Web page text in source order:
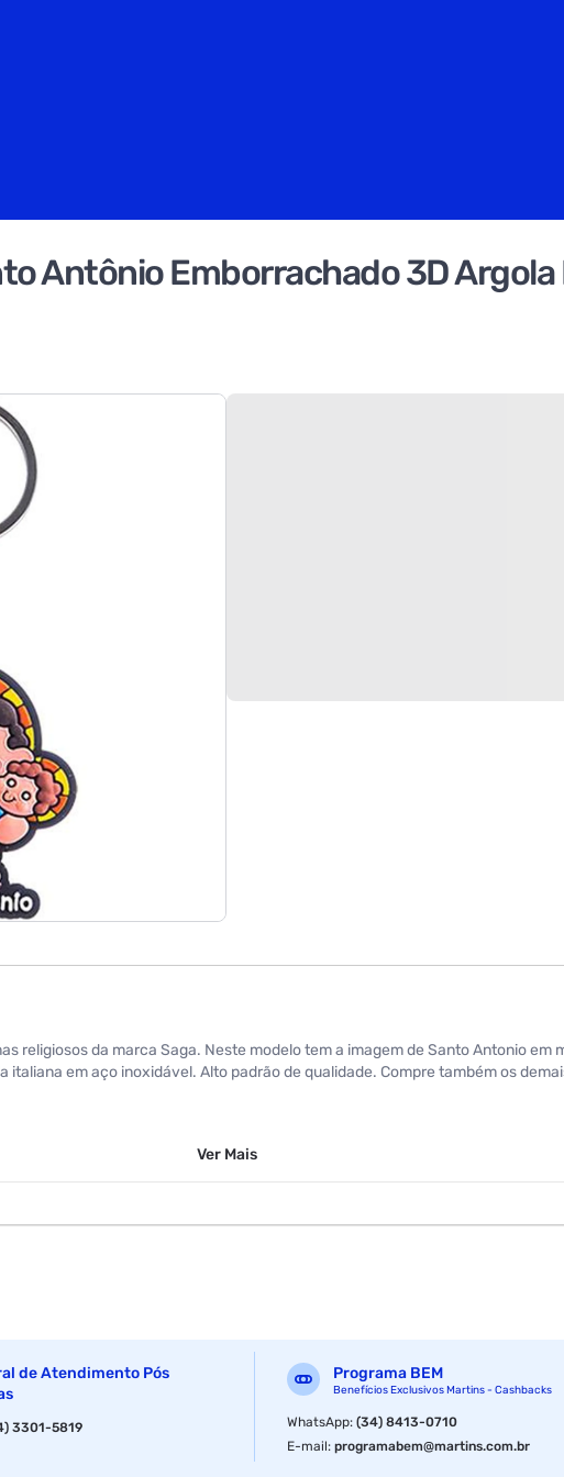
Antônio Emborrachado 3D
religiosos da marca Saga. Neste modelo tem a imagem de Santo Antonio
em aço inoxidável. Alto padrão de qualidade. Compre também os
Ver Mais
de Atendimento Pós
3301-5819
Programa BEM
Benefícios Exclusivos Martins - Cashbacks
WhatsApp:(34) 8413-0710
E-mail:programabem@martins.com.br